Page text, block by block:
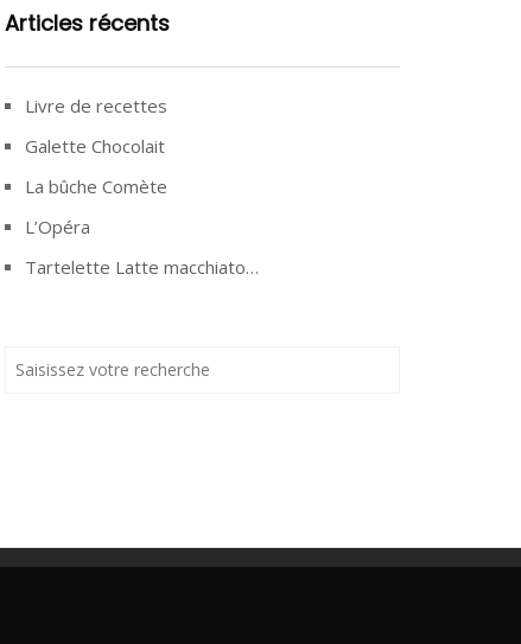
Articles récents
Livre de recettes
Galette Chocolait
La bûche Comète
L’Opéra
Tartelette Latte macchiato…